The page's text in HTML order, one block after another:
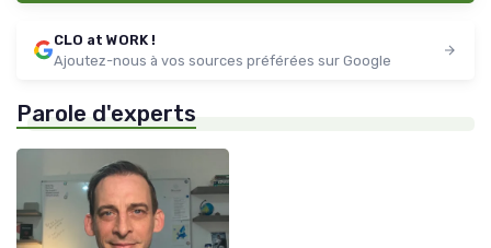
CLO at WORK !
Ajoutez-nous à vos sources préférées sur Google
Parole d'experts